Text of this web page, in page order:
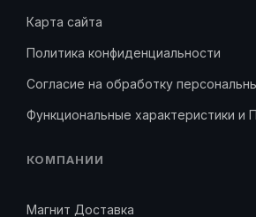
Карта сайта
Политика конфиденциальности
Согласие на обработку
Функциональные характеристики и
КОМПАНИИ
Магнит Доставка